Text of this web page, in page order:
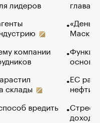
лидеров
компании
склады
вредить
глава
Маск в
основ
ЕС
нефти